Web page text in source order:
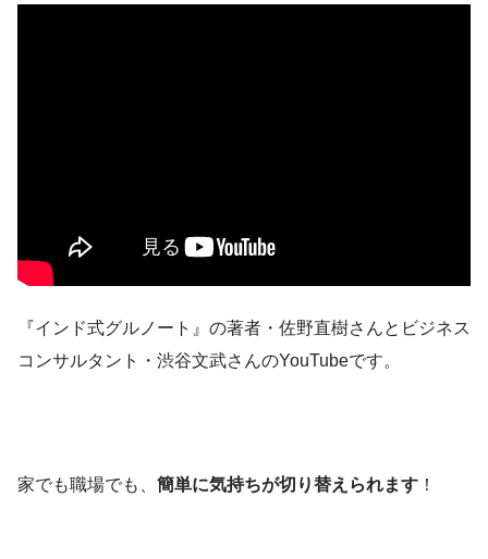
『インド式グルノート』の著者・佐野直樹さんとビジネス
コンサルタント・渋谷文武さんのYouTubeです。
家でも職場でも、 簡単に気持ちが切り替えられます ！